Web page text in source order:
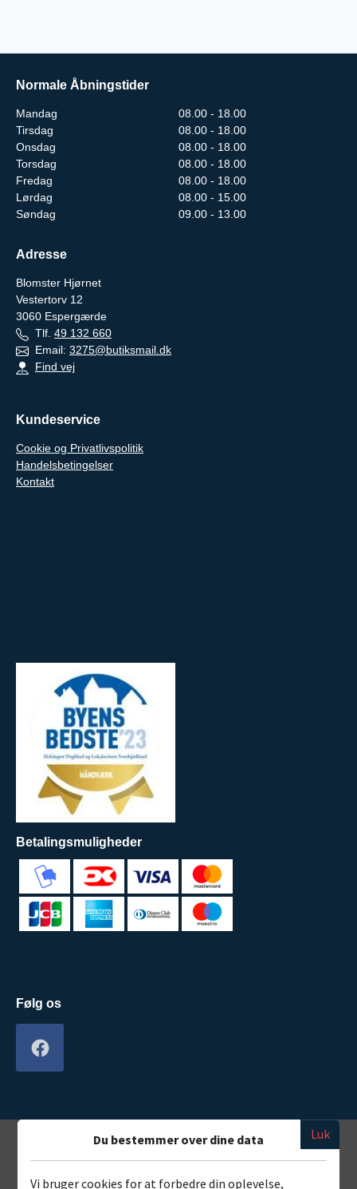
Normale Åbningstider
Mandag
08.00 - 18.00
Tirsdag
08.00 - 18.00
Onsdag
08.00 - 18.00
Torsdag
08.00 - 18.00
Fredag
08.00 - 18.00
Lørdag
08.00 - 15.00
Søndag
09.00 - 13.00
Adresse
Blomster Hjørnet
Vestertorv 12
3060 Espergærde
Tlf. 49 132 660
Email: 3275@butiksmail.dk
Find vej
Kundeservice
Cookie og Privatlivspolitik
Handelsbetingelser
Kontakt
Betalingsmuligheder
Følg os
Luk
Du bestemmer over dine data
Vi bruger cookies for at forbedre din oplevelse,